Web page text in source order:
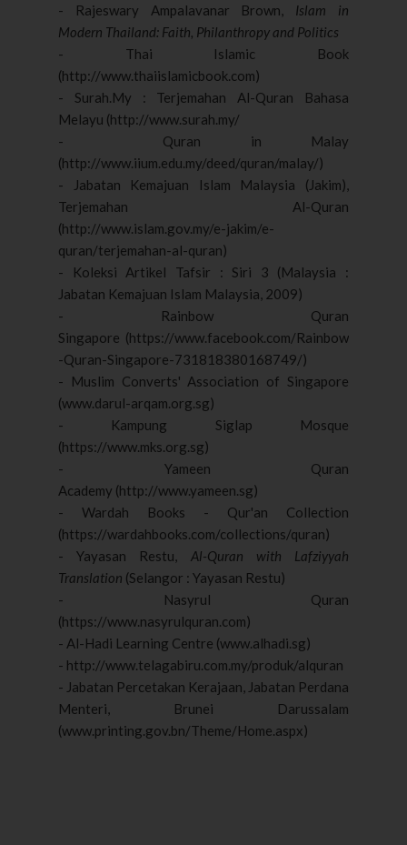
- Rajeswary Ampalavanar Brown, Islam in
Modern Thailand: Faith, Philanthropy and Politics
- Thai Islamic Book
(http://www.thaiislamicbook.com)
- Surah.My : Terjemahan Al-Quran Bahasa
Melayu (http://www.surah.my/
- Quran in Malay
(http://www.iium.edu.my/deed/quran/malay/)
- Jabatan Kemajuan Islam Malaysia (Jakim),
Terjemahan Al-Quran
(http://www.islam.gov.my/e-jakim/e-
quran/terjemahan-al-quran)
- Koleksi Artikel Tafsir : Siri 3 (Malaysia :
Jabatan Kemajuan Islam Malaysia, 2009)
- Rainbow Quran
Singapore (https://www.facebook.com/Rainbow
-Quran-Singapore-731818380168749/)
- Muslim Converts' Association of Singapore
(www.darul-arqam.org.sg)
- Kampung Siglap Mosque
(https://www.mks.org.sg)
- Yameen Quran
Academy (http://www.yameen.sg)
- Wardah Books - Qur'an Collection
(https://wardahbooks.com/collections/quran)
- Yayasan Restu, Al-Quran with Lafziyyah
Translation (Selangor : Yayasan Restu)
- Nasyrul Quran
(https://www.nasyrulquran.com)
- Al-Hadi Learning Centre (www.alhadi.sg)
- http://www.telagabiru.com.my/produk/alquran
- Jabatan Percetakan Kerajaan, Jabatan Perdana
Menteri, Brunei Darussalam
(www.printing.gov.bn/Theme/Home.aspx)